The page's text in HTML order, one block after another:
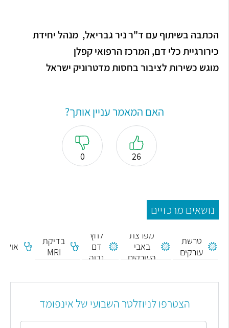
הכתבה בשיתוף עם ד"ר ניר גבריאל, מנהל יחידת
כירורגיית כלי דם, המרכז הרפואי קפלן
מוגש כשירות לציבור בחסות מדטרוניק ישראל
האם המאמר עניין אותך?
26
0
נושאים מרכזיים
טרשת
עורקים
מפרצת
באבי
העורקים
לחץ
דם
גבוה
בדיקת
MRI
הצטרפו לניוזלטר השבועי של אינפומד